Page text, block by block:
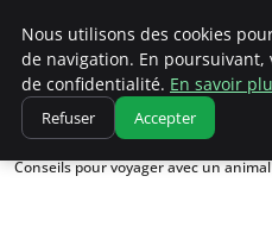
Correze Co
Accueil
Conseils de voyage
Conseils pour voyager avec un
Nous utilisons des cookies
de navigation. En
de confidentialité. En savoir
Refuser Accepter